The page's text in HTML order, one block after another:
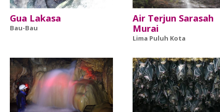
Gua Lakasa
Bau-Bau
Air Terjun Sarasah
Murai
Lima Puluh Kota